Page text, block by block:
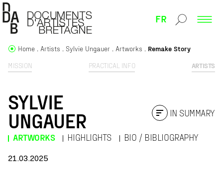
FR
MISSION PRACTICAL INFO ARTISTS
Home Artists Sylvie Ungauer Artworks Remake Story
SYLVIE
UNGAUER
ARTWORKS HIGHLIGHTS BIO / BIBLIOGRAPHY
IN SUMMARY
21.03.2025